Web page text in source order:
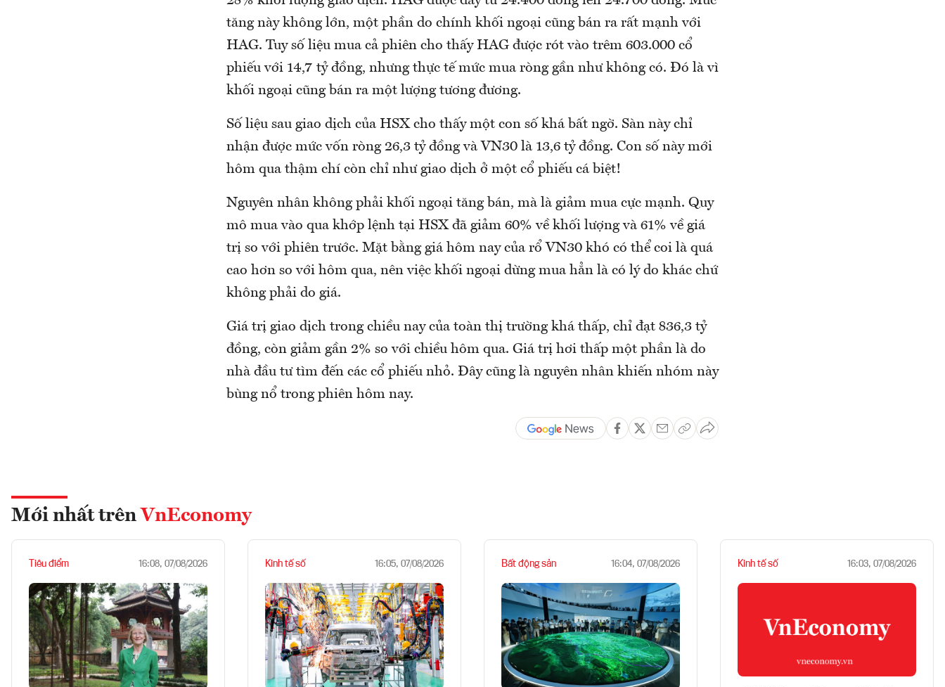
tăng này không lớn, một phần do chính khối ngoại cũng bán ra rất mạnh với
HAG. Tuy số liệu mua cả phiên cho thấy HAG được rót vào trêm 603.000 cổ
phiếu với 14,7 tỷ đồng, nhưng thực tế mức mua ròng gần như không có. Đó là vì
khối ngoại cũng bán ra một lượng tương đương.
Số liệu sau giao dịch của HSX cho thấy một con số khá bất ngờ. Sàn này chỉ
nhận được mức vốn ròng 26,3 tỷ đồng và VN30 là 13,6 tỷ đồng. Con số này mới
hôm qua thậm chí còn chỉ như giao dịch ở một cổ phiếu cá biệt!
Nguyên nhân không phải khối ngoại tăng bán, mà là giảm mua cực mạnh. Quy
mô mua vào qua khớp lệnh tại HSX đã giảm 60% về khối lượng và 61% về giá
trị so với phiên trước. Mặt bằng giá hôm nay của rổ VN30 khó có thể coi là quá
cao hơn so với hôm qua, nên việc khối ngoại dừng mua hẳn là có lý do khác chứ
không phải do giá.
Giá trị giao dịch trong chiều nay của toàn thị trường khá thấp, chỉ đạt 836,3 tỷ
đồng, còn giảm gần 2% so với chiều hôm qua. Giá trị hơi thấp một phần là do
nhà đầu tư tìm đến các cổ phiếu nhỏ. Đây cũng là nguyên nhân khiến nhóm này
bùng nổ trong phiên hôm nay.
Mới nhất trên VnEconomy
Tiêu điểm 16:08, 07/08/2026 Kinh tế số 16:05, 07/08/2026 Bất động sản 16:04, 07/08/2026 Kinh tế số 16:03, 07/08/2026